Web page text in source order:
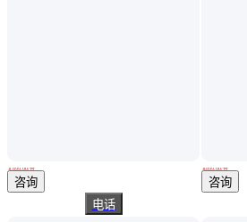
￥899.00/台
浙江杭州
咨询
电话
￥899.00/台
浙江杭州
咨询